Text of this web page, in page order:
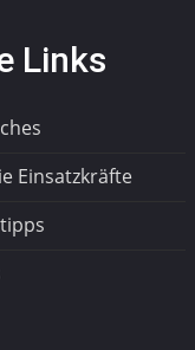
Links
Einsatzkräfte